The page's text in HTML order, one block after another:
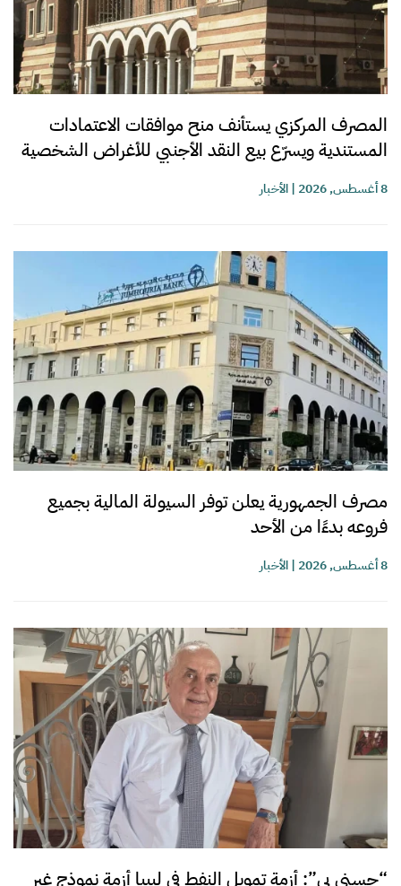
المصرف المركزي يستأنف منح موافقات الاعتمادات
المستندية ويسرّع بيع النقد الأجنبي للأغراض الشخصية
8 أغسطس, 2026 |الأخبار
مصرف الجمهورية يعلن توفر السيولة المالية بجميع
فروعه بدءًا من الأحد
8 أغسطس, 2026 |الأخبار
“حسني بي”: أزمة تمويل النفط في ليبيا أزمة نموذج غير